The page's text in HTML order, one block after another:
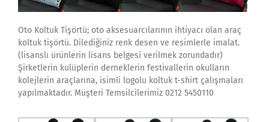
Oto Koltuk Tişörtü; oto aksesuarcılarının ihtiyacı olan araç
koltuk tişörtü. Dilediğiniz renk desen ve resimlerle imalat.
(lisanslı ürünlerin lisans belgesi verilmek zorundadır)
Şirketlerin kulüplerin derneklerin festivallerin okulların
kolejlerin araçlarına, isimli logolu koltuk t-shirt çalışmaları
yapılmaktadır. Müşteri Temsilcilerimiz 0212 5450110